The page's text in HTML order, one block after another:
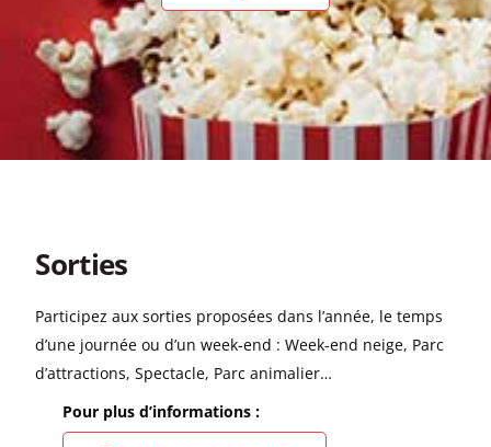
Sorties
Participez aux sorties proposées dans l’année, le temps
d’une journée ou d’un week-end : Week-end neige, Parc
d’attractions, Spectacle, Parc animalier…
Pour plus d’informations :